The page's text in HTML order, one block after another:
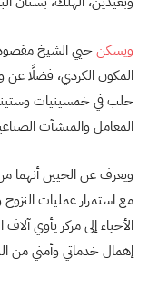
ويسكن
المكون الكردي، فضلًا عن
حلب في خمسينيات
المعامل والمنشآت
ويعرف عن الحيين أنهما
مع استمرار عمليات
الأحياء إلى مركز يأوي
إهمال خدماتي وأمني من